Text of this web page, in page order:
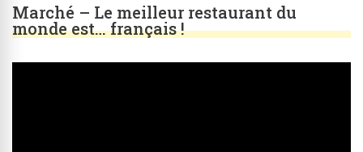
Marché – Le meilleur restaurant du
monde est… français !